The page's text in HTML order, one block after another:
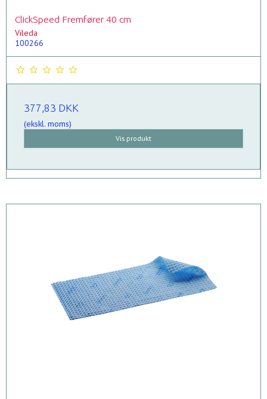
ClickSpeed Fremfører 40 cm
Vileda
100266
377,83 DKK
(ekskl. moms)
Vis produkt